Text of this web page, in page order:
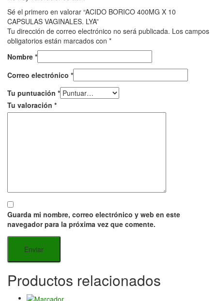
Sé el primero en valorar “ACIDO BORICO 400MG X 10
CAPSULAS VAGINALES. LYA”
Tu dirección de correo electrónico no será publicada. Los campos
obligatorios están marcados con *
Nombre *
Correo electrónico *
Tu puntuación *
Tu valoración *
Guarda mi nombre, correo electrónico y web en este
navegador para la próxima vez que comente.
Productos relacionados